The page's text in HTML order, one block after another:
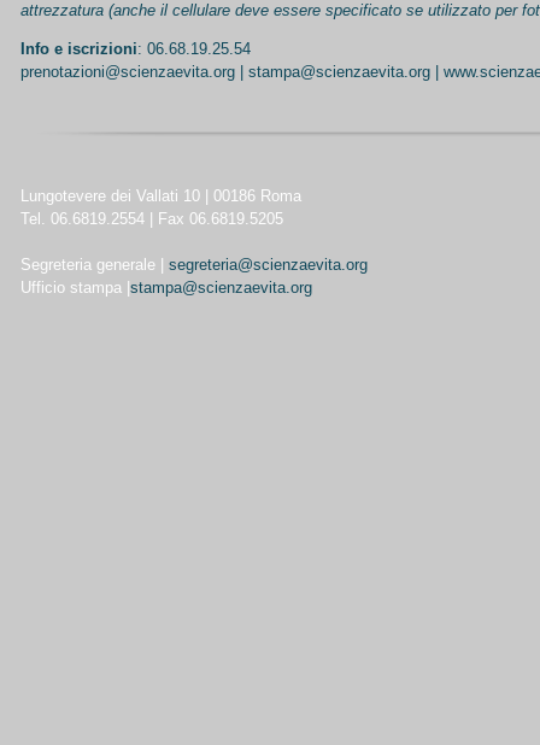
attrezzatura (anche il cellulare deve essere specificato se utilizzato per
Info e iscrizioni: 06.68.19.25.54
prenotazioni@scienzaevita.org stampa@scienzaevita.org
Lungotevere dei Vallati 10 | 00186 Roma
Tel. 06.6819.2554 | Fax 06.6819.5205
Segreteria generale |
segreteria@scienzaevita.org
Ufficio stampa | stampa@scienzaevita.org